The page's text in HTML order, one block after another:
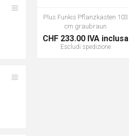
Plus Funkis Pflanzkasten 103
cm graubraun
CHF 233.00 IVA inclusa
Escludi spedizione